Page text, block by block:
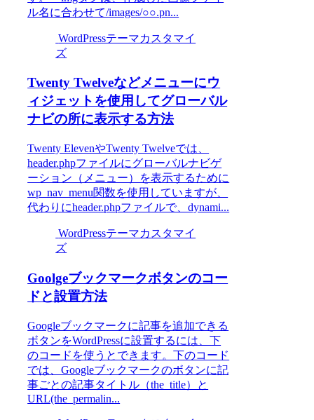
ル名に合わせて/images/○○.pn...
WordPressテーマカスタマイ
ズ
Twenty Twelveなどメニューにウ
ィジェットを使用してグローバル
ナビの所に表示する方法
Twenty ElevenやTwenty Twelveでは、
header.phpファイルにグローバルナビゲ
ーション（メニュー）を表示するために
wp_nav_menu関数を使用していますが、
代わりにheader.phpファイルで、dynami...
WordPressテーマカスタマイ
ズ
Goolgeブックマークボタンのコー
ドと設置方法
Googleブックマークに記事を追加できる
ボタンをWordPressに設置するには、下
のコードを使うとできます。下のコード
では、Googleブックマークのボタンに記
事ごとの記事タイトル（the_title）と
URL(the_permalin...